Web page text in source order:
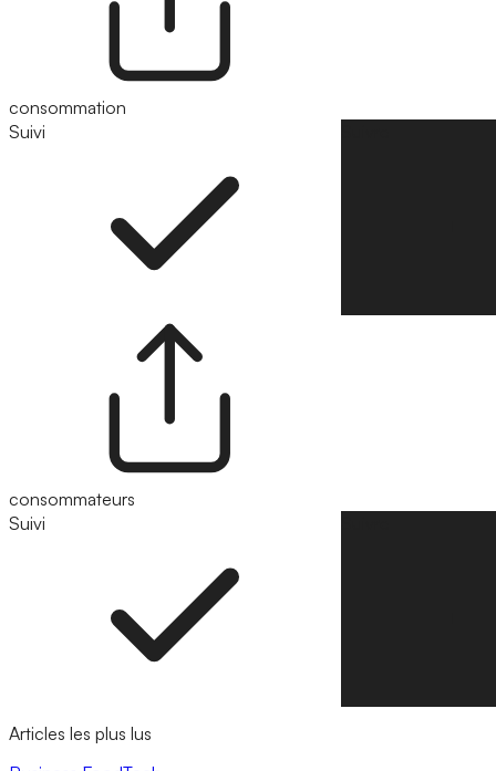
consommation
Suivi
consommateurs
Suivi
Articles les plus lus